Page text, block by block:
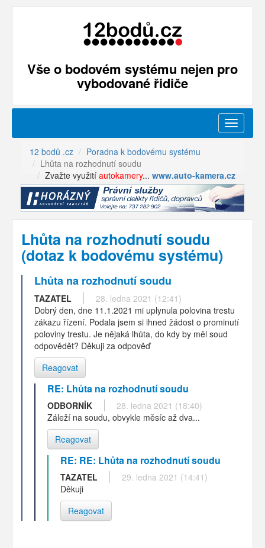
Vše o bodovém systému nejen pro
vybodované řidiče
Menu
12 bodů .cz
Poradna k bodovému systému
Lhůta na rozhodnutí soudu
Zvažte využití autokamery... www.auto-kamera.cz
Lhůta na rozhodnutí soudu
(dotaz k bodovému systému)
Lhůta na rozhodnutí soudu
TAZATEL
28. ledna 2021 (12:41)
Dobrý den, dne 11.1.2021 mi uplynula polovina trestu
zákazu řízení. Podala jsem si ihned žádost o prominutí
poloviny trestu. Je nějaká lhůta, do kdy by měl soud
odpovědět? Děkuji za odpověď
Reagovat
RE: Lhůta na rozhodnutí soudu
ODBORNÍK
28. ledna 2021 (18:40)
Záleží na soudu, obvykle měsíc až dva...
Reagovat
RE: RE: Lhůta na rozhodnutí soudu
TAZATEL
29. ledna 2021 (14:41)
Děkuji
Reagovat